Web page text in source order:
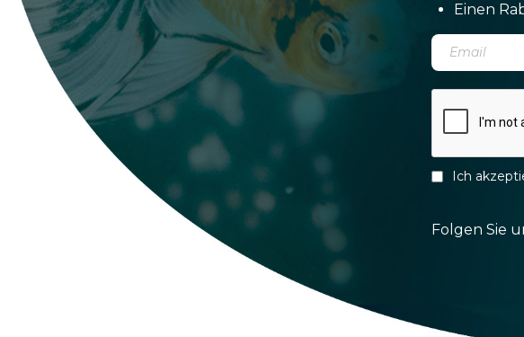
Einen
Ich
Folgen Sie